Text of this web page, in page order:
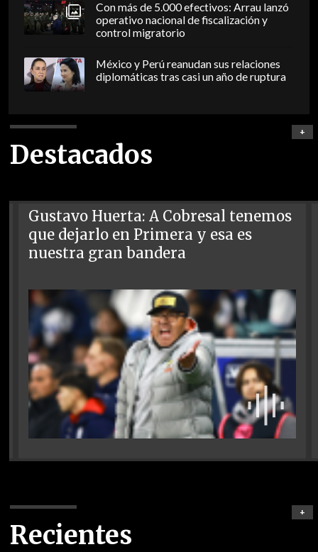
Con más de 5.000 efectivos: Arrau lanzó
operativo nacional de fiscalización y
control migratorio
México y Perú reanudan sus relaciones
diplomáticas tras casi un año de ruptura
Destacados
+
Gustavo Huerta: A Cobresal tenemos
que dejarlo en Primera y esa es
nuestra gran bandera
Recientes
+